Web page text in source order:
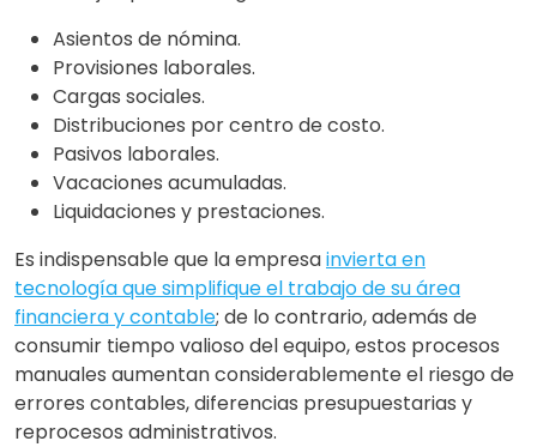
Asientos de nómina.
Provisiones laborales.
Cargas sociales.
Distribuciones por centro de costo.
Pasivos laborales.
Vacaciones acumuladas.
Liquidaciones y prestaciones.
Es indispensable que la empresainvierta en
tecnología que simplifique el trabajo de su área
financiera y contable; de lo contrario, además de
consumir tiempo valioso del equipo, estos procesos
manuales aumentan considerablemente el riesgo de
errores contables, diferencias presupuestarias y
reprocesos administrativos.